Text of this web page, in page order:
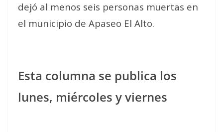
dejó al menos seis personas muertas en
el municipio de Apaseo El Alto.
Esta columna se publica los
lunes, miércoles y viernes